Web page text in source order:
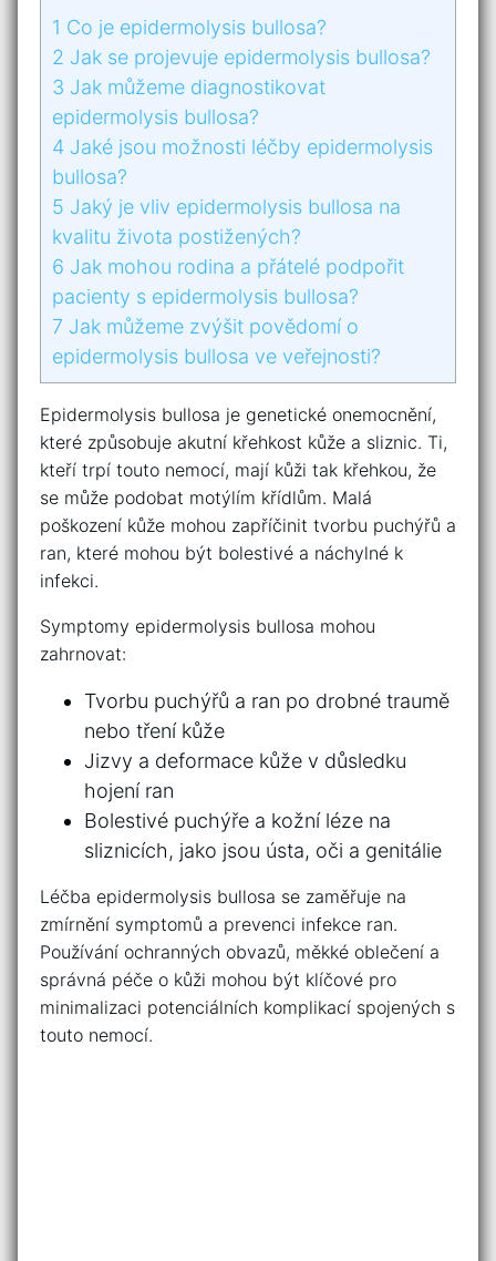
1 Co⁣ je epidermolysis⁣ bullosa?
2 Jak ‌se projevuje epidermolysis bullosa?
3 Jak můžeme diagnostikovat
epidermolysis bullosa?
4 Jaké jsou⁤ možnosti léčby ​epidermolysis
bullosa?
5 Jaký je vliv ‍epidermolysis bullosa⁢ na
kvalitu ‌života postižených?
6 Jak⁤ mohou rodina a ⁣přátelé podpořit‍
pacienty s epidermolysis bullosa?
7 Jak můžeme zvýšit⁣ povědomí⁤ o⁤
epidermolysis⁤ bullosa​ ve ‍veřejnosti?
Epidermolysis bullosa je genetické onemocnění,
které‌ způsobuje akutní křehkost kůže a sliznic.⁢ Ti,
⁢kteří ⁤trpí touto nemocí, mají kůži tak křehkou, ⁣že
⁣se ‌může​ podobat motýlím křídlům. Malá
poškození kůže mohou zapříčinit‌ tvorbu puchýřů a⁢
ran, které mohou být bolestivé a⁢ náchylné k
⁣infekci.
Symptomy epidermolysis ⁣bullosa mohou
‍zahrnovat:
Tvorbu⁣ puchýřů ⁣a ran​ po drobné traumě
nebo tření kůže
Jizvy a deformace kůže v důsledku
hojení ran
Bolestivé puchýře ‌a‍ kožní léze na
sliznicích,‍ jako jsou ústa,⁢ oči a genitálie
Léčba epidermolysis bullosa se zaměřuje⁣ na
zmírnění​ symptomů a prevenci infekce ran.
Používání ‍ochranných obvazů, měkké⁣ oblečení a
správná péče o ⁤kůži mohou být klíčové pro
minimalizaci potenciálních komplikací spojených s
touto ⁣nemocí.